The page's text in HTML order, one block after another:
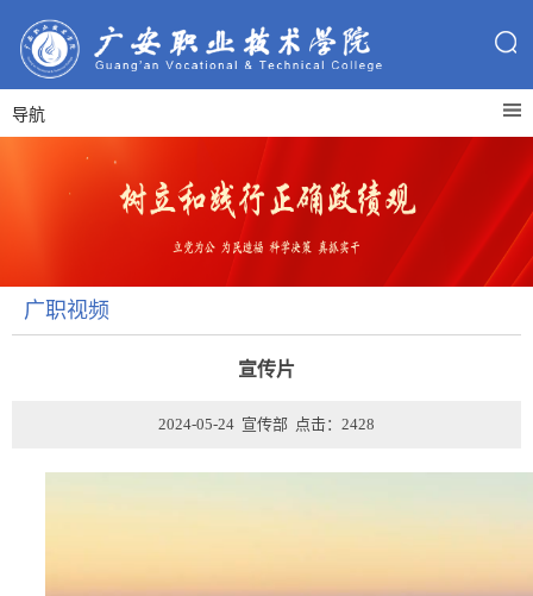
导航
广职视频
宣传片
2024-05-24 宣传部 点击： 2428